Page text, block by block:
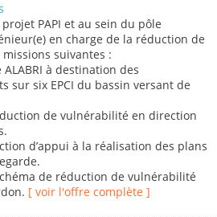
PAPI et au sein du pôle
en charge de la réduction de
suivantes :
à destination des
sur six EPCI du bassin versant de
de vulnérabilité en direction
d’appui à la réalisation des plans
de réduction de vulnérabilité
[ voir l'offre complète ]